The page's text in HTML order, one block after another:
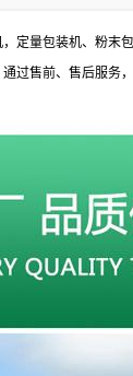
定量包装机、粉
过售前、售后服